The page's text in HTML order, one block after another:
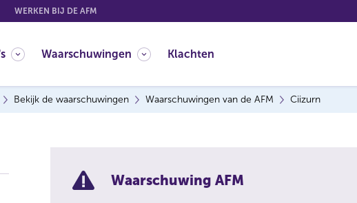
WERKEN BIJ DE AFM
Waarschuwingen Klachten
Bekijk de waarschuwingen Waarschuwingen van de AFM Ciizurn
Waarschuwing AFM